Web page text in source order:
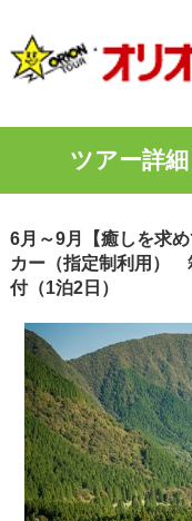
ツアー詳細
6月～9月【癒しを求
カー（指定制利用）
付（1泊2日）